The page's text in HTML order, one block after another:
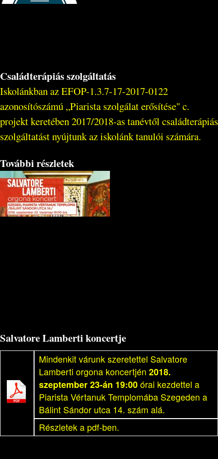
Családterápiás szolgáltatás
Iskolánkban az EFOP-1.3.7-17-2017-0122
azonosítószámú „Piarista szolgálat erősítése" c.
projekt keretében 2017/2018-as tanévtől családterápiás
szolgáltatást nyújtunk az iskolánk tanulói számára.
További részletek
Salvatore Lamberti koncertje
Mindenkit várunk szeretettel Salvatore
Lamberti orgona koncertjén 2018.
szeptember 23-án 19:00 órai kezdettel a
Piarista Vértanuk Templomába Szegeden a
Bálint Sándor utca 14. szám alá.
Részletek a pdf-ben.